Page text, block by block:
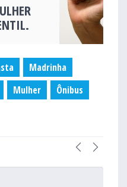
Madrinha
Mulher
Ônibus